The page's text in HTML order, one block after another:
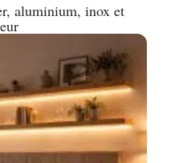
aluminium, inox et